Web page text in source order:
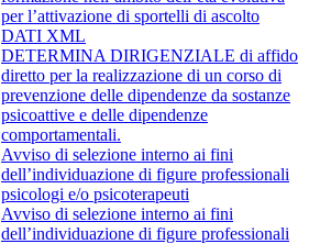
per l’attivazione di sportelli di ascolto
DATI XML
DETERMINA DIRIGENZIALE di affido
diretto per la realizzazione di un corso di
prevenzione delle dipendenze da sostanze
psicoattive e delle dipendenze
comportamentali.
Avviso di selezione interno ai fini
dell’individuazione di figure professionali
psicologi e/o psicoterapeuti
Avviso di selezione interno ai fini
dell’individuazione di figure professionali